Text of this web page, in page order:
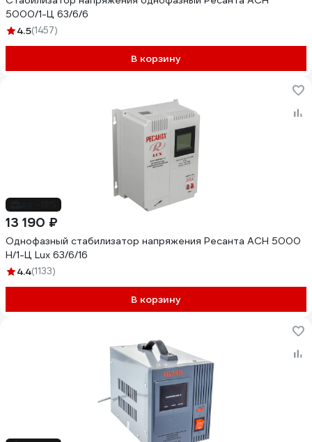
5000/1-Ц 63/6/6
4.5(1457)
В корзину
13 190 ₽
Однофазный стабилизатор напряжения Ресанта АСН 5000
Н/1-Ц Lux 63/6/16
4.4(1133)
В корзину